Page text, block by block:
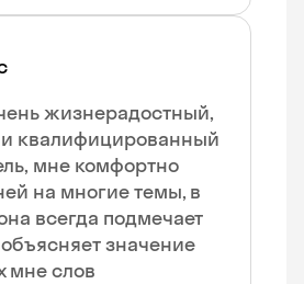
жизнерадостный,
квалифицированный
мне комфортно
на многие темы, в
всегда подмечает
значение
мне слов